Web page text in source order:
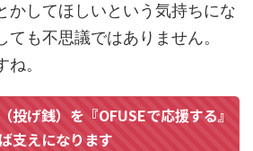
かしてほしいという気持ちにな
ても不思議ではありません。
。
投げ銭）を『OFUSEで応援する』
支えになります